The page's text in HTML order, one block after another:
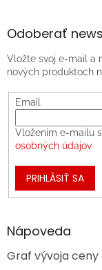
Odoberať
Vložte svoj e-mail a
nových produktoch
Email
Vložením e-mailu
osobných údajov
PRIHLÁSIŤ SA
Nápoveda
Graf vývoja ceny